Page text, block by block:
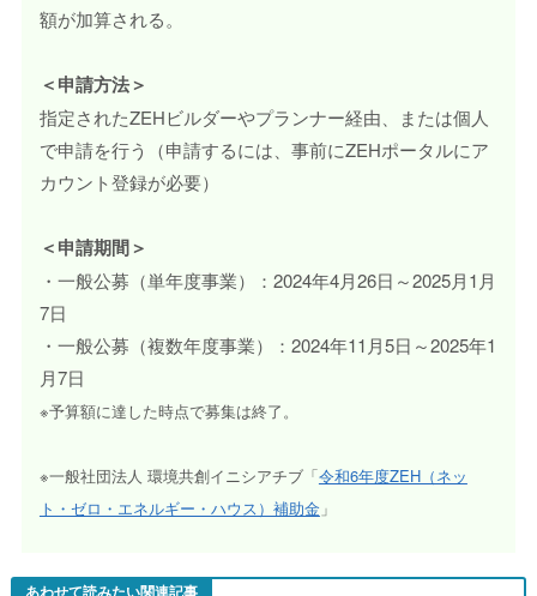
額が加算される。
＜申請方法＞
指定されたZEHビルダーやプランナー経由、または個人
で申請を行う（申請するには、事前にZEHポータルにア
カウント登録が必要）
＜申請期間＞
・一般公募（単年度事業）：2024年4月26日～2025月1月
7日
・一般公募（複数年度事業）：2024年11月5日～2025年1
月7日
※予算額に達した時点で募集は終了。
※一般社団法人 環境共創イニシアチブ「令和6年度ZEH（ネッ
ト・ゼロ・エネルギー・ハウス）補助金」
あわせて読みたい関連記事